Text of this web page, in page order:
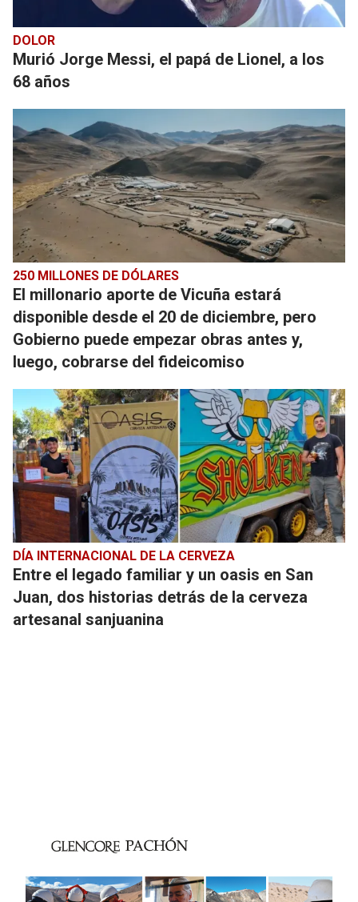
DOLOR
Murió Jorge Messi, el papá de Lionel, a los
68 años
250 MILLONES DE DÓLARES
El millonario aporte de Vicuña estará
disponible desde el 20 de diciembre, pero
Gobierno puede empezar obras antes y,
luego, cobrarse del fideicomiso
DÍA INTERNACIONAL DE LA CERVEZA
Entre el legado familiar y un oasis en San
Juan, dos historias detrás de la cerveza
artesanal sanjuanina